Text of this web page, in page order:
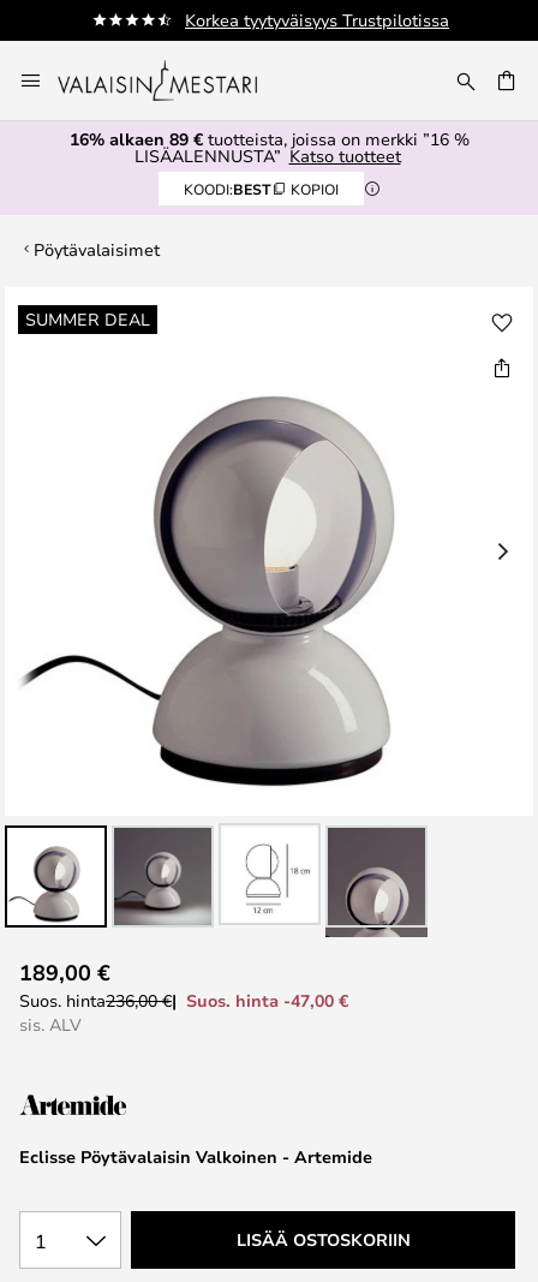
Korkea tyytyväisyys Trustpilotissa
to
Content
16% alkaen 89 €tuotteista, joissa on merkki ”16 %
LISÄALENNUSTA” Katso tuotteet
KOODI:BEST KOPIOI
Pöytävalaisimet
SUMMER DEAL
Skip
to
to
the
the
gallery
Eclisse Pöytävalaisin Valkoinen - Artemide
189,00 €
Suos. hinta236,00 €
Suos. hinta -47,00 €
sis. ALV
1 LISÄÄ OSTOSKORIIN